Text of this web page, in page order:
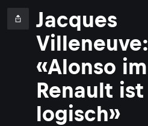
Jacques
Villeneuve:
«Alonso im
Renault ist
logisch»